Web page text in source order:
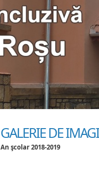
GALERIE DE
An şcolar 2018-2019